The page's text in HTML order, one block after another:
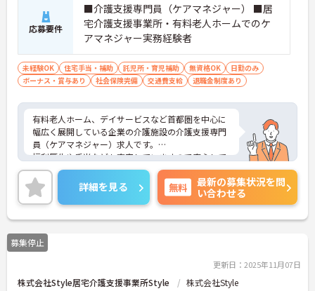
応募要件
■介護支援専門員（ケアマネジャー） ■居
宅介護支援事業所・有料老人ホームでのケ
アマネジャー実務経験者
未経験OK 住宅手当・補助 託児所・育児補助 無資格OK
日勤のみ
ボーナス・賞与あり
社会保険完備 交通費支給 退職金制度あり
有料老人ホーム、デイサービスなど首都圏を中心に
幅広く展開している企業の介護施設の介護支援専門
員（ケアマネジャー）求人です。
福利厚生や手当なども充実していますので安心して
就業することが出来ます。
ご興味のある方には、面接対策ポイントなど、さら
に詳細をお話しいたしますので、お気軽にご相談く
ださい
詳細を見る 無料
最新の募集状況を問
い合わせる
募集停止
更新日：2025年11月07日
株式会社Style居宅介護支援事業所Style 株式会社Style